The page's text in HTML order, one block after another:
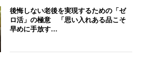
後悔しない老後を実現するための「ゼ
ロ活」の極意 「思い入れある品こそ
早めに手放す…